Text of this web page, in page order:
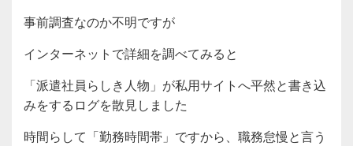
事前調査なのか不明ですが
インターネットで詳細を調べてみると
「派遣社員らしき人物」が私用サイトへ平然と書き込
みをするログを散見しました
時間らして「勤務時間帯」ですから、職務怠慢と言う